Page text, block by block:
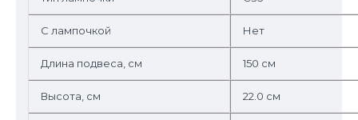
С лампочкой Нет
Длина подвеса, см 150 см
Высота, см 22.0 см